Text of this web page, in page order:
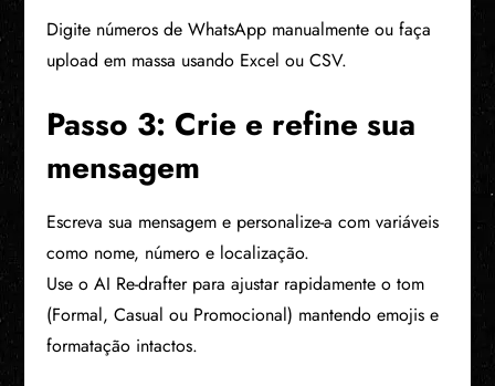
Digite números de WhatsApp manualmente ou faça
upload em massa usando Excel ou CSV.
Passo 3: Crie e refine sua
mensagem
Escreva sua mensagem e personalize-a com variáveis
como nome, número e localização.
Use o AI Re-drafter para ajustar rapidamente o tom
(Formal, Casual ou Promocional) mantendo emojis e
formatação intactos.